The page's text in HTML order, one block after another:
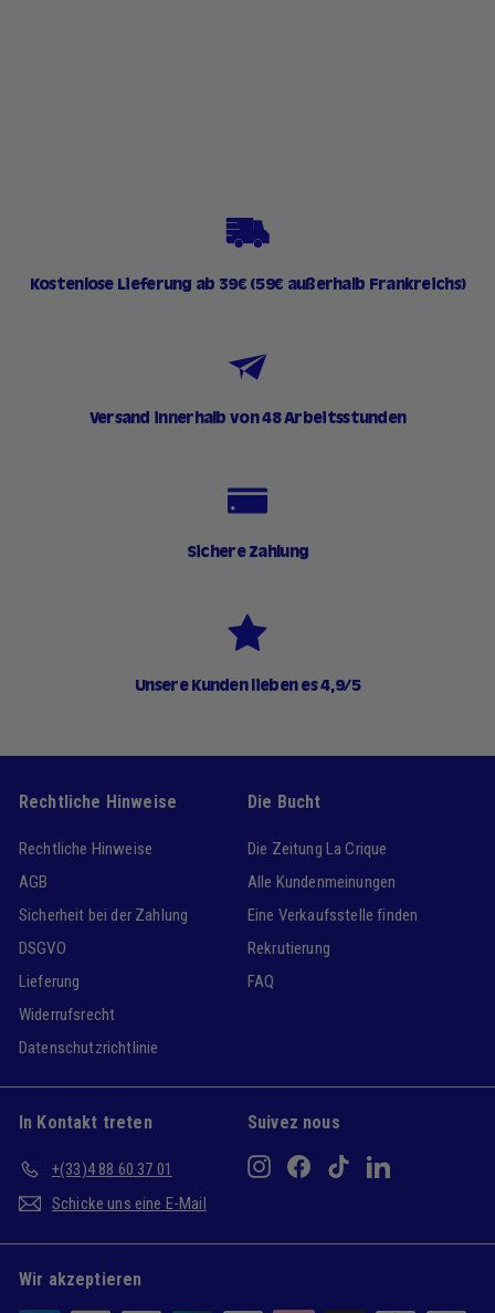
Kostenlose Lieferung ab 39€ (59€ außerhalb Frankreichs)
Versand innerhalb von 48 Arbeitsstunden
Sichere Zahlung
Unsere Kunden lieben es 4,9/5
Rechtliche Hinweise
Rechtliche Hinweise
AGB
Sicherheit bei der Zahlung
DSGVO
Lieferung
Widerrufsrecht
Datenschutzrichtlinie
Die Bucht
Die Zeitung La Crique
Alle Kundenmeinungen
Eine Verkaufsstelle finden
Rekrutierung
FAQ
In Kontakt treten
+(33)4 88 60 37 01
Schicke uns eine E-Mail
Suivez nous
InstagramFacebookTikTokLinkedIn
Wir akzeptieren